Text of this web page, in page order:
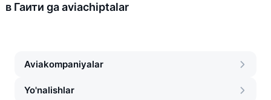
в Гаити ga aviachiptalar
Aviakompaniyalar
Yo'nalishlar